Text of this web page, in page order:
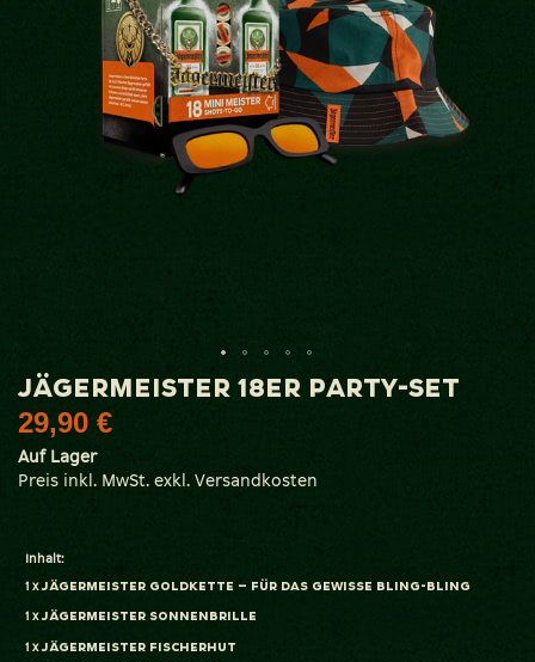
Zum
der
Bildgalerie
springen
JÄGERMEISTER 18ER PARTY-SET
29,90 €
Auf Lager
Preis inkl. MwSt. exkl. Versandkosten
Inhalt:
1 x Jägermeister Goldkette – Für das gewisse Bling-Bling
1 x Jägermeister Sonnenbrille
1 x Jägermeister Fischerhut